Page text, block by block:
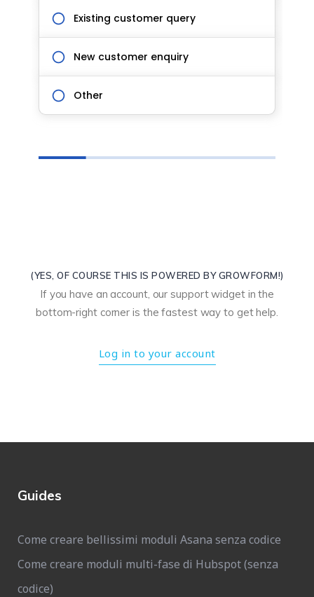
(YES, OF COURSE THIS IS POWERED BY GROWFORM!)
If you have an account, our support widget in the
bottom-right corner is the fastest way to get help.
Log in to your account
Guides
Come creare bellissimi moduli Asana senza codice
Come creare moduli multi-fase di Hubspot (senza
codice)